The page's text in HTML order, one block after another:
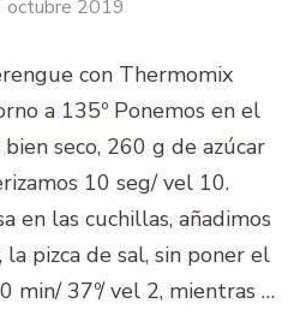
octubre 2019
con Thermomix
a 135º Ponemos en el
seco, 260 g de azúcar
10 seg/ vel 10.
en las cuchillas, añadimos
pizca de sal, sin poner el
min/ 37º/ vel 2, mientras …